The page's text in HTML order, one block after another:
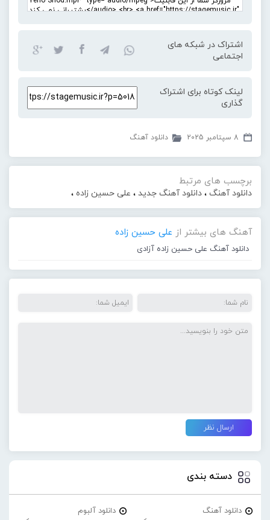
اشتراک در شبکه های
اجتماعی
لینک کوتاه برای اشتراک
گذاری
8 سپتامبر 2025 دانلود آهنگ
برچسب های مرتبط
دانلود آهنگ ، دانلود آهنگ جدید ، علی حسین زاده ،
آهنگ های بیشتر از علی حسین زاده
دانلود آهنگ علی حسین زاده آزادی
دسته بندی
دانلود آهنگ
دانلود آلبوم